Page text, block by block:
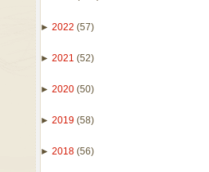
► 2022 (57)
► 2021 (52)
► 2020 (50)
► 2019 (58)
► 2018 (56)